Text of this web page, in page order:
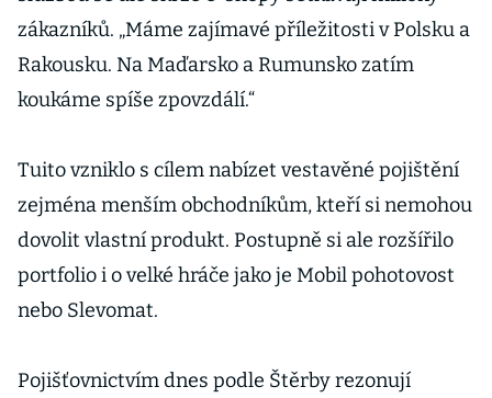
zákazníků. „Máme zajímavé příležitosti v Polsku a
Rakousku. Na Maďarsko a Rumunsko zatím
koukáme spíše zpovzdálí.“
Tuito vzniklo s cílem nabízet vestavěné pojištění
zejména menším obchodníkům, kteří si nemohou
dovolit vlastní produkt. Postupně si ale rozšířilo
portfolio i o velké hráče jako je Mobil pohotovost
nebo Slevomat.
Pojišťovnictvím dnes podle Štěrby rezonují